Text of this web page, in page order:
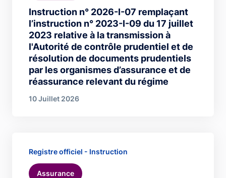
Instruction n° 2026-I-07 remplaçant
l’instruction n° 2023-I-09 du 17 juillet
2023 relative à la transmission à
l'Autorité de contrôle prudentiel et de
résolution de documents prudentiels
par les organismes d’assurance et de
réassurance relevant du régime
10 Juillet 2026
Registre officiel - Instruction
Assurance